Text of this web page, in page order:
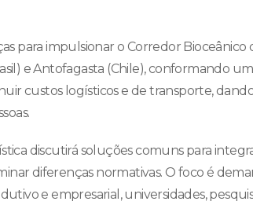
para impulsionar o Corredor Bioceânico
e Antofagasta (Chile), conformando
custos logísticos e de transporte,
discutirá soluções comuns para
diferenças normativas. O foco é
e empresarial, universidades,